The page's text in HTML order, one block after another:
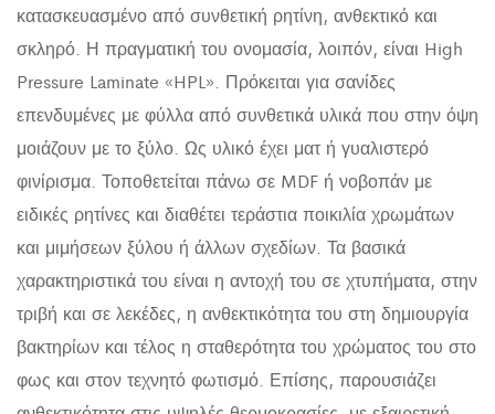
κατασκευασμένο από συνθετική ρητίνη, ανθεκτικό και
σκληρό. Η πραγματική του ονομασία, λοιπόν, είναι High
Pressure Laminate «HPL». Πρόκειται για σανίδες
επενδυμένες με φύλλα από συνθετικά υλικά που στην όψη
μοιάζουν με το ξύλο. Ως υλικό έχει ματ ή γυαλιστερό
φινίρισμα. Τοποθετείται πάνω σε MDF ή νοβοπάν με
ειδικές ρητίνες και διαθέτει τεράστια ποικιλία χρωμάτων
και μιμήσεων ξύλου ή άλλων σχεδίων. Τα βασικά
χαρακτηριστικά του είναι η αντοχή του σε χτυπήματα, στην
τριβή και σε λεκέδες, η ανθεκτικότητα του στη δημιουργία
βακτηρίων και τέλος η σταθερότητα του χρώματος του στο
φως και στον τεχνητό φωτισμό. Επίσης, παρουσιάζει